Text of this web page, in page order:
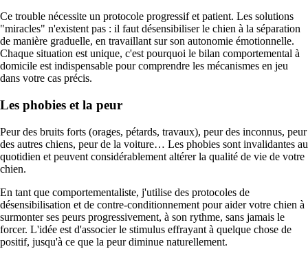
Ce trouble nécessite un protocole progressif et patient. Les solutions
"miracles" n'existent pas : il faut désensibiliser le chien à la séparation
de manière graduelle, en travaillant sur son autonomie émotionnelle.
Chaque situation est unique, c'est pourquoi le bilan comportemental à
domicile est indispensable pour comprendre les mécanismes en jeu
dans votre cas précis.
Les phobies et la peur
Peur des bruits forts (orages, pétards, travaux), peur des inconnus, peur
des autres chiens, peur de la voiture… Les phobies sont invalidantes au
quotidien et peuvent considérablement altérer la qualité de vie de votre
chien.
En tant que comportementaliste, j'utilise des protocoles de
désensibilisation et de contre-conditionnement pour aider votre chien à
surmonter ses peurs progressivement, à son rythme, sans jamais le
forcer. L'idée est d'associer le stimulus effrayant à quelque chose de
positif, jusqu'à ce que la peur diminue naturellement.